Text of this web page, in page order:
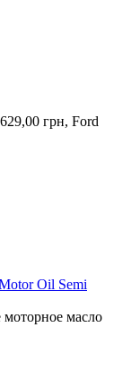
грн, Ford
Oil Semi
масло